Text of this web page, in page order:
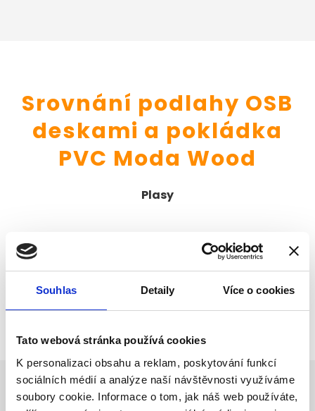
Souhlas Detaily Více o cookies
Tato webová stránka používá cookies
K personalizaci obsahu a reklam, poskytování funkcí
sociálních médií a analýze naší návštěvnosti využíváme
soubory cookie. Informace o tom, jak náš web používáte,
Srovnání podlahy OSB
deskami a pokládka
PVC Moda Wood
Plasy